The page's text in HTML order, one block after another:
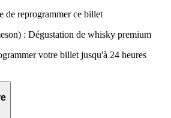
de reprogrammer ce billet
: Dégustation de whisky premium
votre billet jusqu'à 24 heures